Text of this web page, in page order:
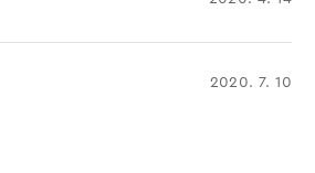
2020. 7. 10